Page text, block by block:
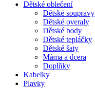
Dětské oblečení
Dětské soupravy
Dětské overaly
Dětské body
Dětské tepláčky
Dětské šaty
Máma a dcera
Doplňky
Kabelky
Plavky